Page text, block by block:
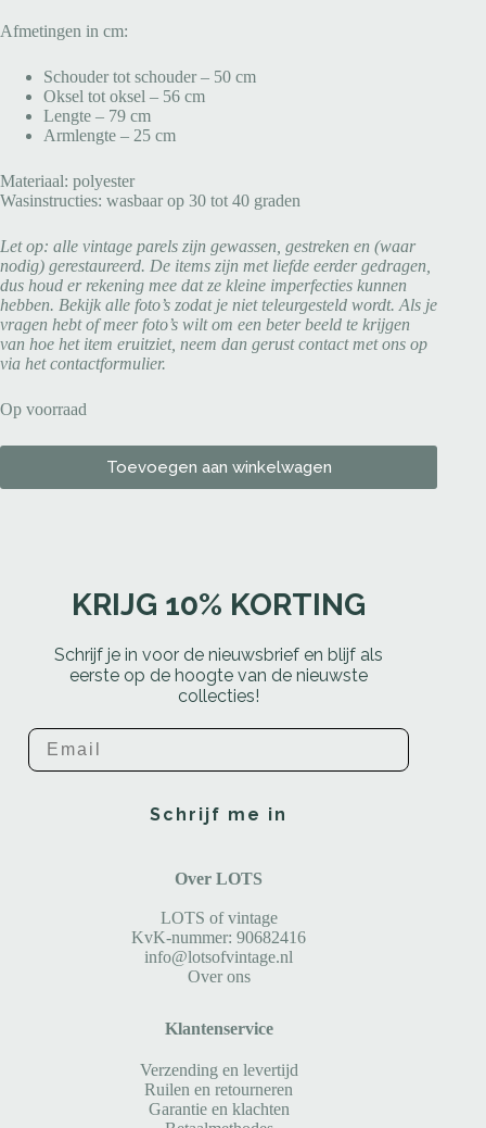
Afmetingen in cm:
Schouder tot schouder – 50 cm
Oksel tot oksel – 56 cm
Lengte – 79 cm
Armlengte – 25 cm
Materiaal: polyester
Wasinstructies: wasbaar op 30 tot 40 graden
Let op: alle vintage parels zijn gewassen, gestreken en (waar
nodig) gerestaureerd. De items zijn met liefde eerder gedragen,
dus houd er rekening mee dat ze kleine imperfecties kunnen
hebben. Bekijk alle foto’s zodat je niet teleurgesteld wordt. Als je
vragen hebt of meer foto’s wilt om een beter beeld te krijgen
van hoe het item eruitziet, neem dan gerust contact met ons op
via het contactformulier.
Op voorraad
Toevoegen aan winkelwagen
KRIJG 10% KORTING
Schrijf je in voor de nieuwsbrief en blijf als
eerste op de hoogte van de nieuwste
collecties!
Email
Schrijf me in
Over LOTS
LOTS of vintage
KvK-nummer: 90682416
info@lotsofvintage.nl
Over ons
Klantenservice
Verzending en levertijd
Ruilen en retourneren
Garantie en klachten